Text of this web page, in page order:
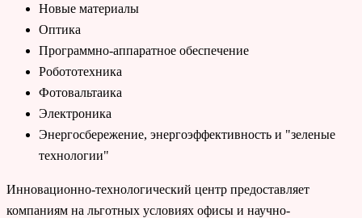
Новые материалы
Оптика
Программно-аппаратное обеспечение
Робототехника
Фотовальтаика
Электроника
Энергосбережение, энергоэффективность и "зеленые
технологии"
Инновационно-технологический центр предоставляет
компаниям на льготных условиях офисы и научно-